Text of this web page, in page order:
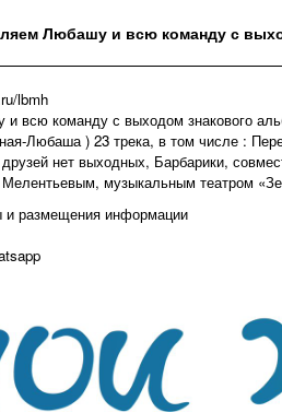
Любашу и всю команду с
lbmh
всю команду с выходом знакового
Любаша ) 23 трека, в том числе :
нет выходных, Барбарики,
музыкальным театром
и размещения информации